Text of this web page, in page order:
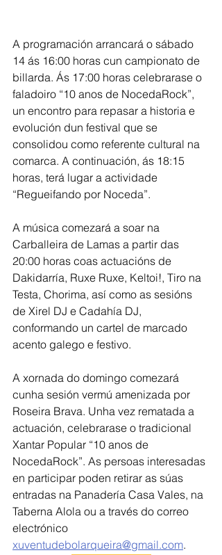
A programación arrancará o sábado
14 ás 16:00 horas cun campionato de
billarda. Ás 17:00 horas celebrarase o
faladoiro “10 anos de NocedaRock”,
un encontro para repasar a historia e
evolución dun festival que se
consolidou como referente cultural na
comarca. A continuación, ás 18:15
horas, terá lugar a actividade
“Regueifando por Noceda”.
A música comezará a soar na
Carballeira de Lamas a partir das
20:00 horas coas actuacións de
Dakidarría, Ruxe Ruxe, Keltoi!, Tiro na
Testa, Chorima, así como as sesións
de Xirel DJ e Cadahía DJ,
conformando un cartel de marcado
acento galego e festivo.
A xornada do domingo comezará
cunha sesión vermú amenizada por
Roseira Brava. Unha vez rematada a
actuación, celebrarase o tradicional
Xantar Popular “10 anos de
NocedaRock”. As persoas interesadas
en participar poden retirar as súas
entradas na Panadería Casa Vales, na
Taberna Alola ou a través do correo
electrónico
xuventudebolarqueira@gmail.com.